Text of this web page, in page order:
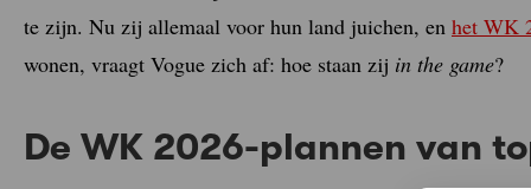
te zijn. Nu zij allemaal voor hun land juichen, en het WK
wonen, vraagt Vogue zich af: hoe staan zij in the game?
De WK 2026-plannen van